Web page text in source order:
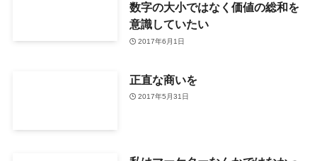
数字の大小ではなく価値の総和を
意識していたい
2017年6月1日
正直な商いを
2017年5月31日